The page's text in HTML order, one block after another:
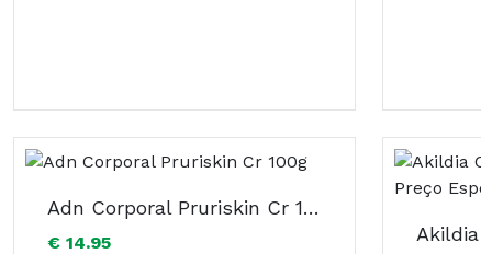
Adn Corporal Pruriskin Cr 100g
€ 14.95